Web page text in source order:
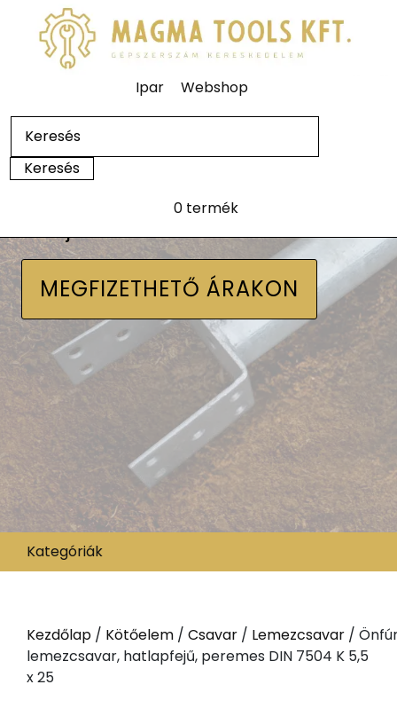
Ipar Webshop
0 termék
MEGFIZETHETŐ ÁRAKON
Kategóriák
Kezdőlap / Kötőelem / Csavar / Lemezcsavar /
lemezcsavar, hatlapfejű, peremes DIN 7504 K 5,5
x 25